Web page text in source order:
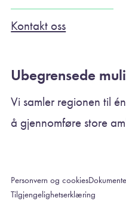
Kontakt oss
Ubegrensede
Vi samler regionen til
å gjennomføre store
Personvern og cookies
Tilgjengelighetserklæring